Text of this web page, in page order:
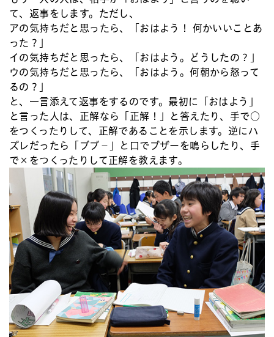
て、返事をします。ただし、
アの気持ちだと思ったら、「おはよう！ 何かいいことあ
った？」
イの気持ちだと思ったら、「おはよう。どうしたの？」
ウの気持ちだと思ったら、「おはよう。何朝から怒って
るの？」
と、一言添えて返事をするのです。最初に「おはよう」
と言った人は、正解なら「正解！」と答えたり、手で○
をつくったりして、正解であることを示します。逆にハ
ズレだったら「ブブ－」と口でブザーを鳴らしたり、手
で×をつくったりして正解を教えます。